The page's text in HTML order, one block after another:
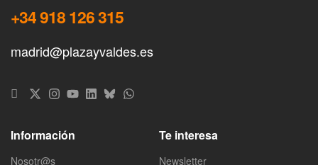
+34 918 126 315
madrid@plazayvaldes.es
Información
Nosotr@s
Te interesa
Newsletter